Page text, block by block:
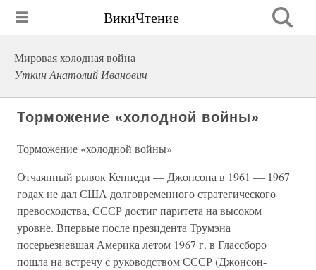
ВикиЧтение
Мировая холодная война
Уткин Анатолий Иванович
Торможение «холодной войны»
Торможение «холодной войны»
Отчаянный рывок Кеннеди — Джонсона в 1961 — 1967
годах не дал США долговременного стратегического
превосходства, СССР достиг паритета на высоком
уровне. Впервые после президента Трумэна
посерьезневшая Америка летом 1967 г. в Глассборо
пошла на встречу с руководством СССР (Джонсон-